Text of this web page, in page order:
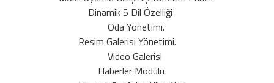
Dinamik 5 Dil Özelliği
Oda Yönetimi.
Resim Galerisi Yönetimi.
Video Galerisi
Haberler Modülü